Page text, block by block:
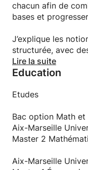
chacun afin de
bases et
J’explique les
structurée, avec
méthode de travail
gagner en
Je propose
entraînements sur
personnalisé.
Lire la suite
Education
Etudes
Bac option Math et
Aix-Marseille
Master 2
Aix-Marseille